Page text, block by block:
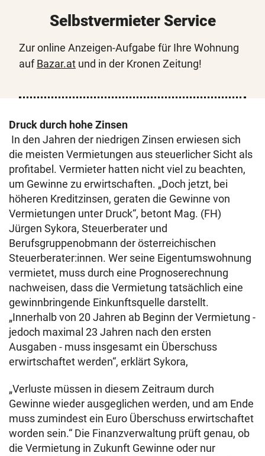
Selbstvermieter Service
Zur online Anzeigen-Aufgabe für Ihre Wohnung
aufBazar.at und in der Kronen Zeitung!
Druck durch hohe Zinsen
In den Jahren der niedrigen Zinsen erwiesen sich
die meisten Vermietungen aus steuerlicher Sicht als
profitabel. Vermieter hatten nicht viel zu beachten,
um Gewinne zu erwirtschaften. „Doch jetzt, bei
höheren Kreditzinsen, geraten die Gewinne von
Vermietungen unter Druck“, betont Mag. (FH)
Jürgen Sykora, Steuerberater und
Berufsgruppenobmann der österreichischen
Steuerberater:innen. Wer seine Eigentumswohnung
vermietet, muss durch eine Prognoserechnung
nachweisen, dass die Vermietung tatsächlich eine
gewinnbringende Einkunftsquelle darstellt.
„Innerhalb von 20 Jahren ab Beginn der Vermietung -
jedoch maximal 23 Jahren nach den ersten
Ausgaben - muss insgesamt ein Überschuss
erwirtschaftet werden“, erklärt Sykora,
„Verluste müssen in diesem Zeitraum durch
Gewinne wieder ausgeglichen werden, und am Ende
muss zumindest ein Euro Überschuss erwirtschaftet
worden sein.“ Die Finanzverwaltung prüft genau, ob
die Vermietung in Zukunft Gewinne oder nur